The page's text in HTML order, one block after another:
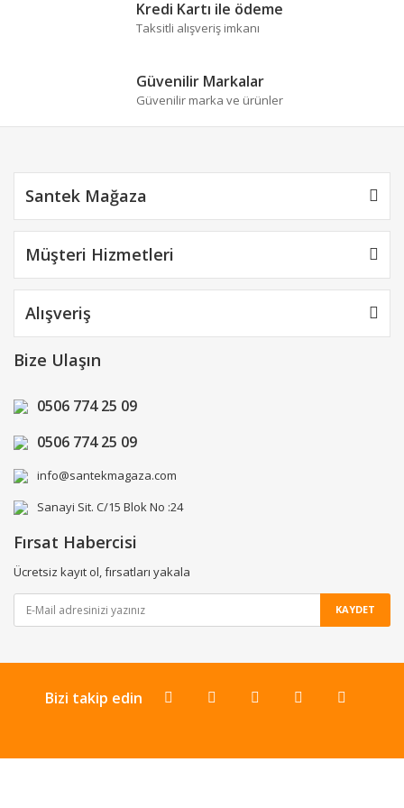
Kredi Kartı ile ödeme
Taksitli alışveriş imkanı
Güvenilir Markalar
Güvenilir marka ve ürünler
Santek Mağaza
Müşteri Hizmetleri
Alışveriş
Bize Ulaşın
0506 774 25 09
0506 774 25 09
info@santekmagaza.com
Sanayi Sit. C/15 Blok No :24
Fırsat Habercisi
Ücretsiz kayıt ol, fırsatları yakala
KAYDET
Bizi takip edin